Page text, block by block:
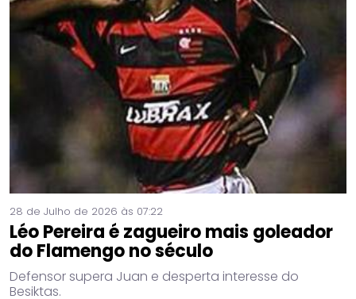
28 de Julho de 2026 às 07:22
Léo Pereira é zagueiro mais goleador
do Flamengo no século
Defensor supera Juan e desperta interesse do
Besiktas.